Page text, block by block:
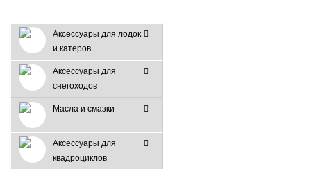
Аксессуары для лодок
и катеров
Аксессуары для
снегоходов
Масла и смазки
Аксессуары для
квадроциклов